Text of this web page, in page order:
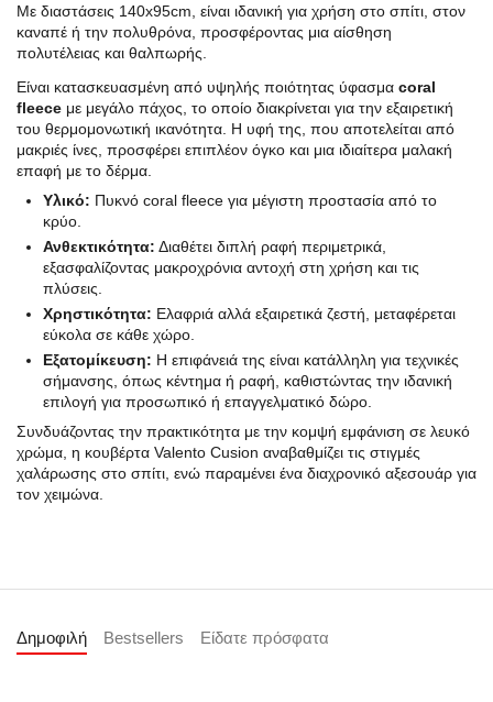
Με διαστάσεις 140x95cm, είναι ιδανική για χρήση στο σπίτι, στον
καναπέ ή την πολυθρόνα, προσφέροντας μια αίσθηση
πολυτέλειας και θαλπωρής.
Είναι κατασκευασμένη από υψηλής ποιότητας ύφασμα coral
fleece με μεγάλο πάχος, το οποίο διακρίνεται για την εξαιρετική
του θερμομονωτική ικανότητα. Η υφή της, που αποτελείται από
μακριές ίνες, προσφέρει επιπλέον όγκο και μια ιδιαίτερα μαλακή
επαφή με το δέρμα.
Υλικό: Πυκνό coral fleece για μέγιστη προστασία από το
κρύο.
Ανθεκτικότητα: Διαθέτει διπλή ραφή περιμετρικά,
εξασφαλίζοντας μακροχρόνια αντοχή στη χρήση και τις
πλύσεις.
Χρηστικότητα: Ελαφριά αλλά εξαιρετικά ζεστή, μεταφέρεται
εύκολα σε κάθε χώρο.
Εξατομίκευση: Η επιφάνειά της είναι κατάλληλη για τεχνικές
σήμανσης, όπως κέντημα ή ραφή, καθιστώντας την ιδανική
επιλογή για προσωπικό ή επαγγελματικό δώρο.
Συνδυάζοντας την πρακτικότητα με την κομψή εμφάνιση σε λευκό
χρώμα, η κουβέρτα Valento Cusion αναβαθμίζει τις στιγμές
χαλάρωσης στο σπίτι, ενώ παραμένει ένα διαχρονικό αξεσουάρ για
τον χειμώνα.
Δημοφιλή Bestsellers Είδατε πρόσφατα